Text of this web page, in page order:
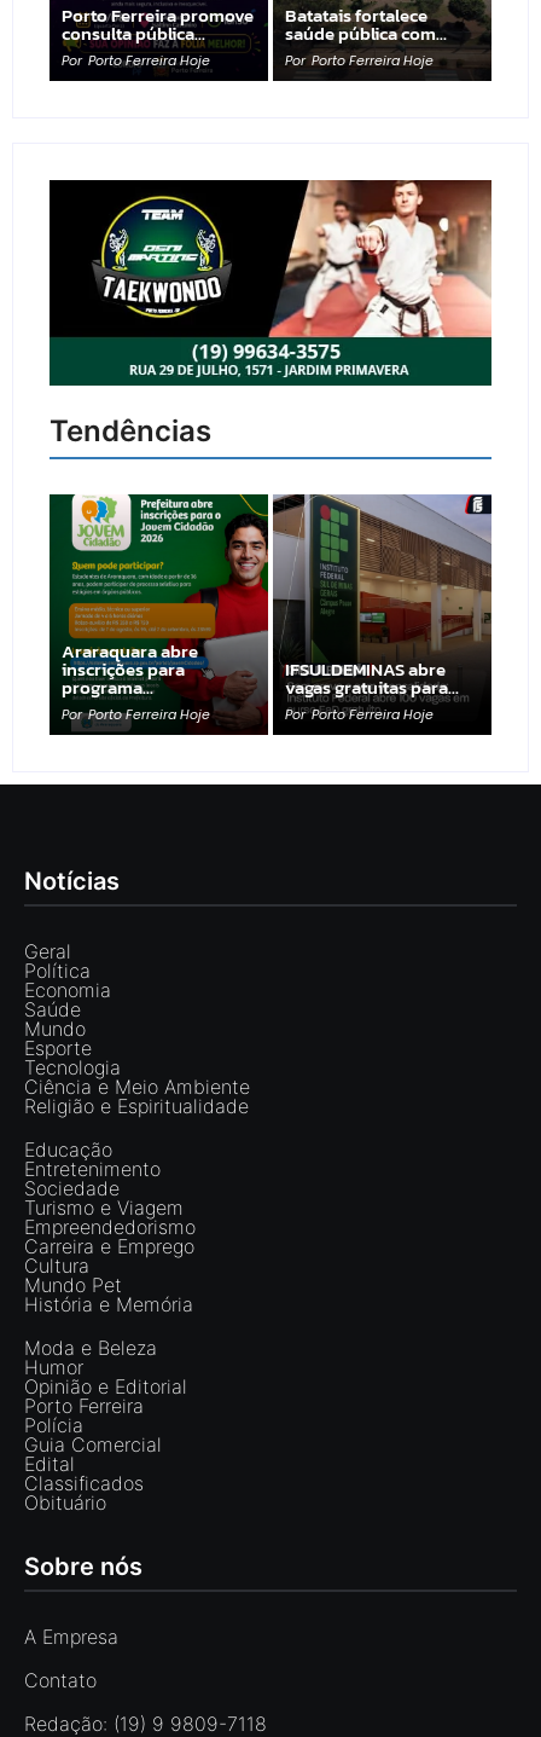
Porto Ferreira promove
consulta pública…
Por Porto Ferreira Hoje
Batatais fortalece
saúde pública com…
Por Porto Ferreira Hoje
Tendências
Araraquara abre
inscrições para
programa…
Por Porto Ferreira Hoje
IFSULDEMINAS abre
vagas gratuitas para…
Por Porto Ferreira Hoje
Notícias
Geral
Política
Economia
Saúde
Mundo
Esporte
Tecnologia
Ciência e Meio Ambiente
Religião e Espiritualidade
Educação
Entretenimento
Sociedade
Turismo e Viagem
Empreendedorismo
Carreira e Emprego
Cultura
Mundo Pet
História e Memória
Moda e Beleza
Humor
Opinião e Editorial
Porto Ferreira
Polícia
Guia Comercial
Edital
Classificados
Obituário
Sobre nós
A Empresa
Contato
Redação: (19) 9 9809-7118